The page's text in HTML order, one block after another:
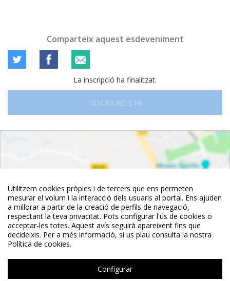
Utilitzem cookies pròpies i de tercers que ens permeten
mesurar el volum i la interacció dels usuaris al portal. Ens ajuden
a millorar a partir de la creació de perfils de navegació,
respectant la teva privacitat. Pots configurar l'ús de cookies o
acceptar-les totes. Aquest avís seguirà apareixent fins que
decideixis. Per a més informació, si us plau consulta la nostra
Política de cookies.
Configurar
Comparteix aquest esdeveniment
La inscripció ha finalitzat.
INSCRIURE-S'HI